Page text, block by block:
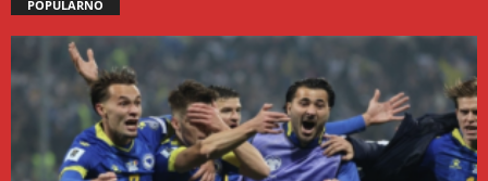
POPULARNO